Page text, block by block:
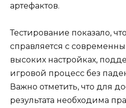
артефактов.
Тестирование показало,
справляется с
высоких настройках,
игровой процесс без
Важно отметить, что для
результата необходима